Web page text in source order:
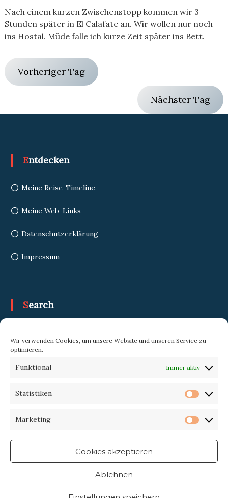
Wir verwenden Cookies, um unsere Website und unseren Service zu
optimieren.
Funktional Immer aktiv
Statistiken
Marketing
Cookies akzeptieren
Ablehnen
Nach einem kurzen Zwischenstopp kommen wir 3
Stunden später in El Calafate an. Wir wollen nur noch
ins Hostal. Müde falle ich kurze Zeit später ins Bett.
Vorheriger Tag
Nächster Tag
Entdecken
Meine Reise-Timeline
Meine Web-Links
Datenschutzerklärung
Impressum
Search
for: